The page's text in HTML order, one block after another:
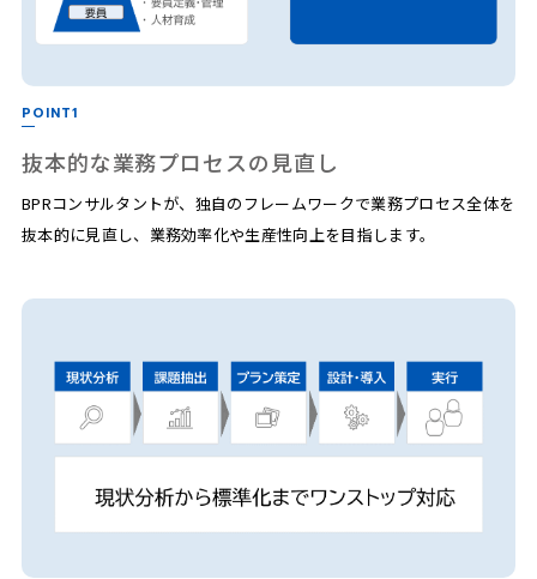
POINT1
抜本的な業務プロセスの見直し
BPRコンサルタントが、独自のフレームワークで業務プロセス全体を
抜本的に見直し、業務効率化や生産性向上を目指します。